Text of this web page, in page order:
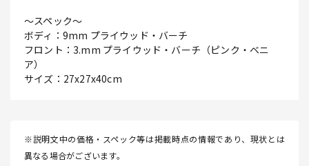
～スペック～
ボディ：9mm プライウッド・バーチ
フロント：3.mm プライウッド・バーチ（ピンク・ベニ
ア）
サイズ：27x27x40cm
※説明文中の価格・スペック等は掲載時点の情報であり、現状とは
異なる場合がございます。